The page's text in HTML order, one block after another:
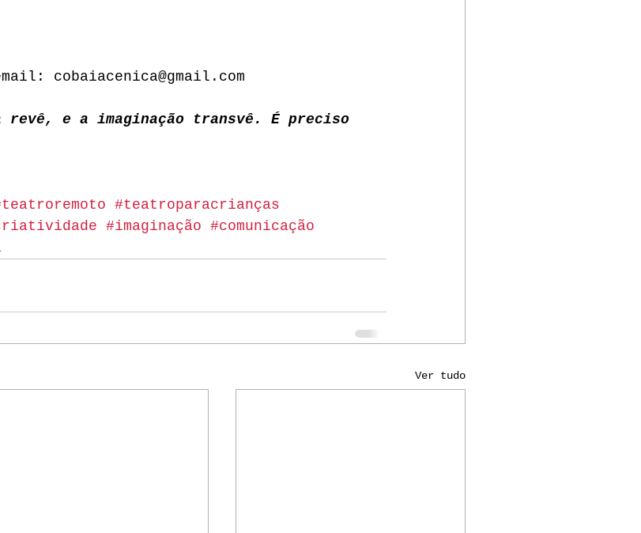
cobaiacenica@gmail.com
revê, e a imaginação transvê. É preciso
#teatroparacrianças
#imaginação #comunicação
Ver tudo